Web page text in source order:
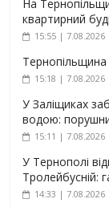
На
квартирний
15:55 | 7.08.2026
15:18 | 7.08.2026
У Заліщиках
водою:
15:11 | 7.08.2026
У Тернополі
Тролейбусній:
14:33 | 7.08.2026